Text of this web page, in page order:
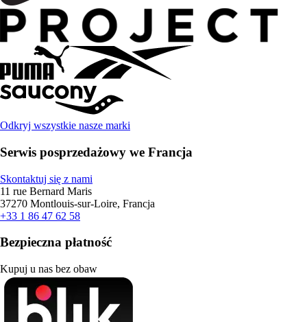
Odkryj wszystkie nasze marki
Serwis posprzedażowy we Francja
Skontaktuj się z nami
11 rue Bernard Maris
37270 Montlouis-sur-Loire, Francja
+33 1 86 47 62 58
Bezpieczna płatność
Kupuj u nas bez obaw